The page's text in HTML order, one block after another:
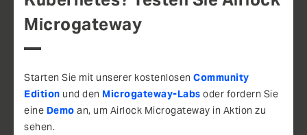
Microgateway
Starten Sie mit unserer kostenlosen Community
Edition und den Microgateway-Labs oder fordern Sie
eine Demo an, um Airlock Microgateway in Aktion zu
sehen.